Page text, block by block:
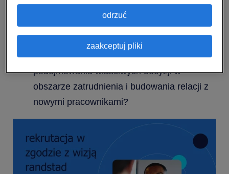
Jak Randstad wykorzystuje technologię do
optymalizacji procesów pozyskiwania,
selekcji i weryfikacji kandydatów?
Jak Randstad może pomóc Ci w
podejmowaniu właściwych decyzji w
obszarze zatrudnienia i budowania relacji z
nowymi pracownikami?
zaakceptuj pliki
odrzuć